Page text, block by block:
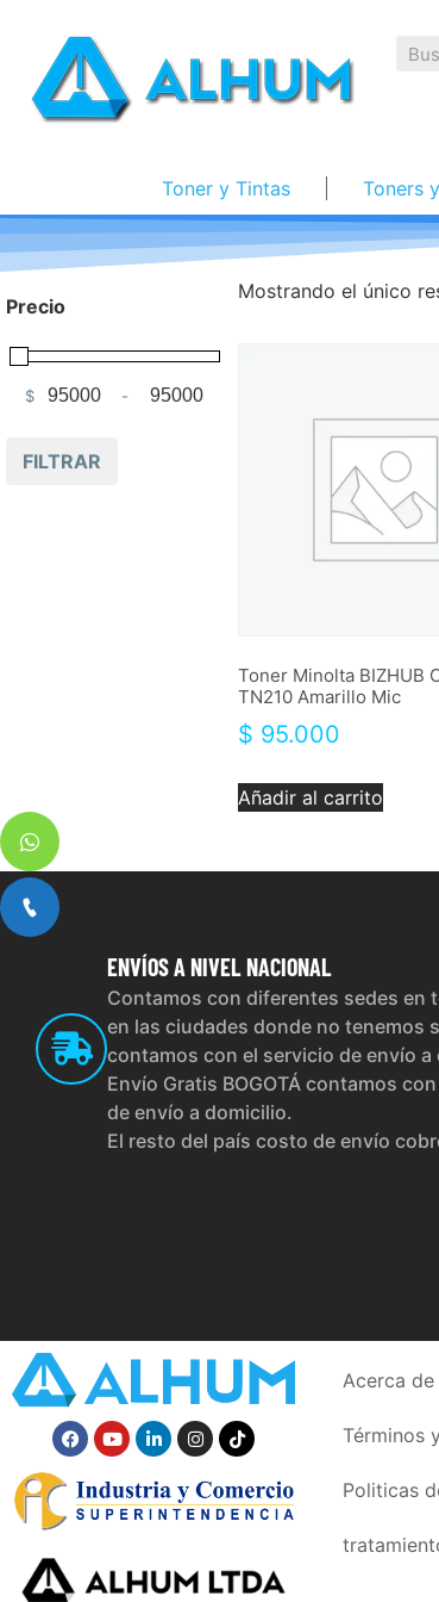
Toner y Tintas Toners
Precio
$ Minimum Price
-Maximum Price
FILTRAR
Mostrando el único
Toner Minolta BIZHUB
TN210 Amarillo Mic
$ 95.000
Añadir al carrito
ENVÍOSA NIVEL NACIONAL
Contamos con diferentes sedes en
en las ciudades donde no tenemos
contamos con el servicio de envío a
Envío Gratis BOGOTÁ contamos
de envío a domicilio.
El resto del país costo de envío
Acerca de
Términos
Politicas